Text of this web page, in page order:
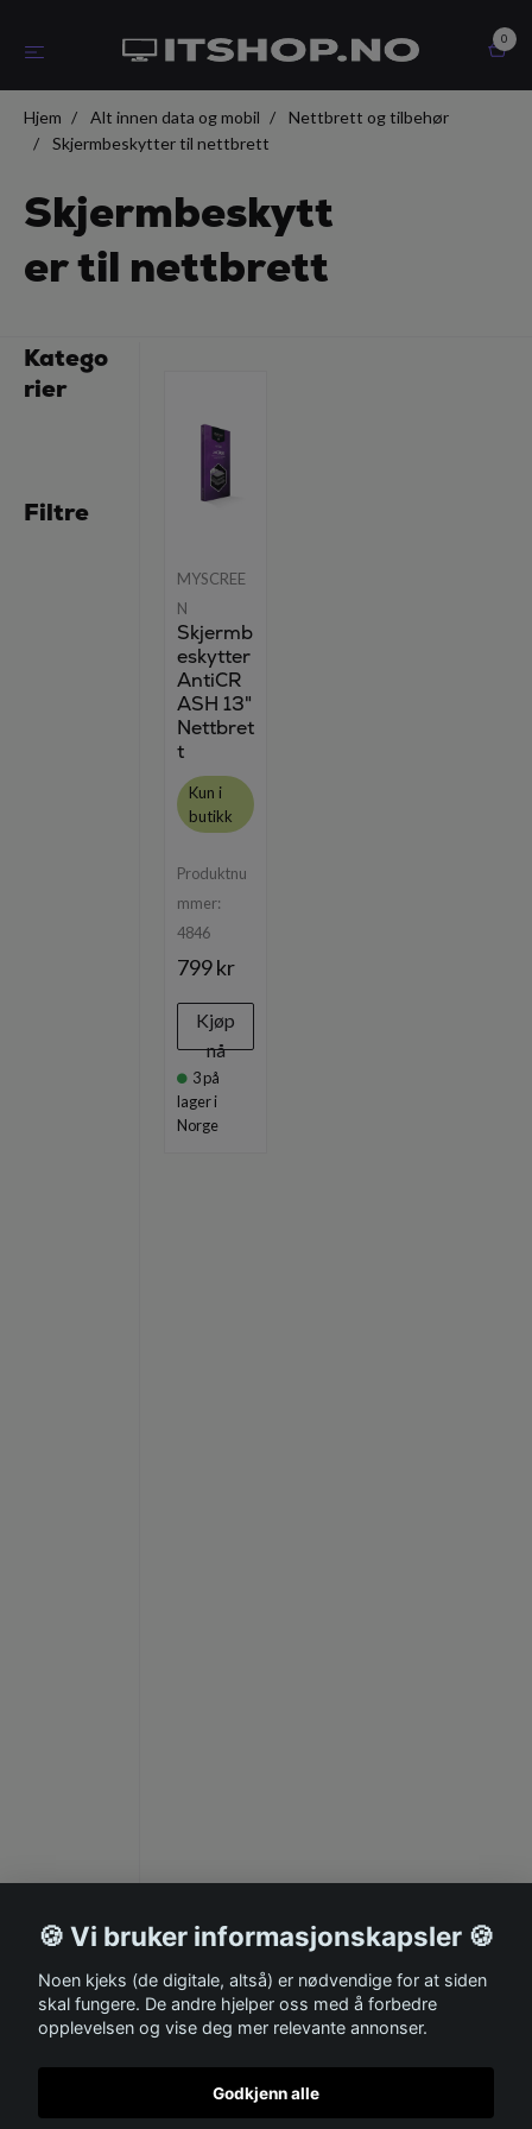
0
Hjem Alt innen data og mobil
Nettbrett og tilbehør
Skjermbeskytter til nettbrett
Skjermbeskytt
er til nettbrett
Katego
rier
Filtre
MYSCREE
N
Skjermb
eskytter
AntiCR
ASH 13"
Nettbret
t
Kun i
butikk
Produktnu
mmer:
4846
799 kr
Kjøp
nå
3på
lager i
Norge
🍪 Vi bruker informasjonskapsler 🍪
Noen kjeks (de digitale, altså) er nødvendige for at siden
skal fungere. De andre hjelper oss med å forbedre
opplevelsen og vise deg mer relevante annonser.
Godkjenn alle